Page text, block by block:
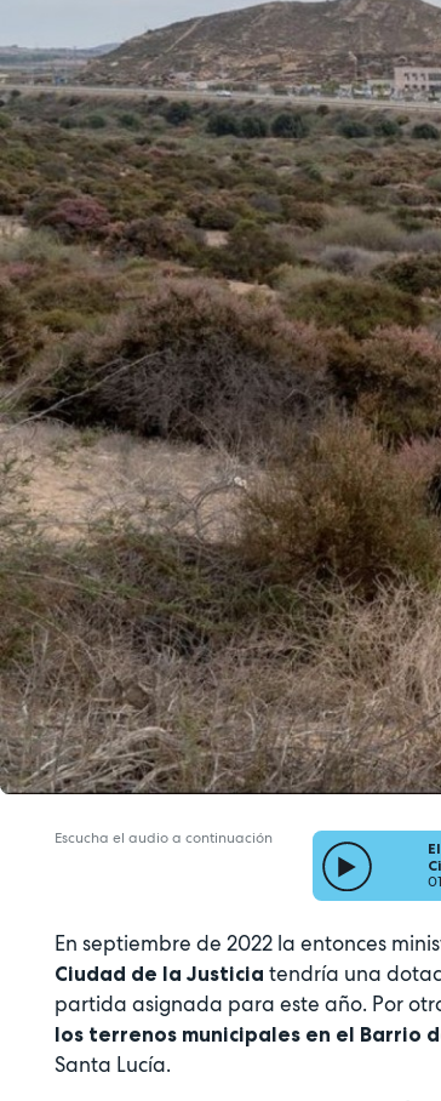
Escucha el audio a continuación
En septiembre de 2022 la entonces
Ciudad de la Justicia tendría una
partida asignada para este año. Por
los terrenos municipales en el Barrio
Santa Lucía.